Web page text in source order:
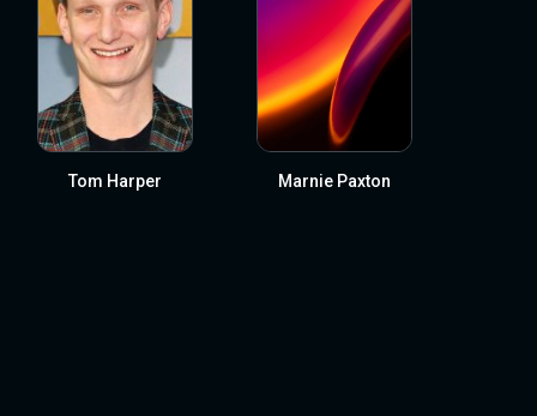
Tom Harper Marnie Paxton